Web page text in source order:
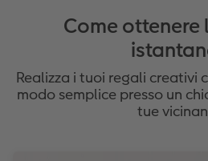
Come ottenere
Realizza i tuoi regali creativi
modo semplice presso un
tue